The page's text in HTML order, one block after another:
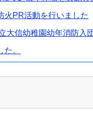
火PR活動を行いました
大信幼稚園幼年消防入
。